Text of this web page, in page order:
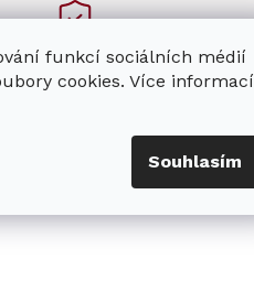
funkcí sociálních médií
cookies. Více informací
Souhlasím
prodejce
spotřebičů Miele se
od roku 2001.